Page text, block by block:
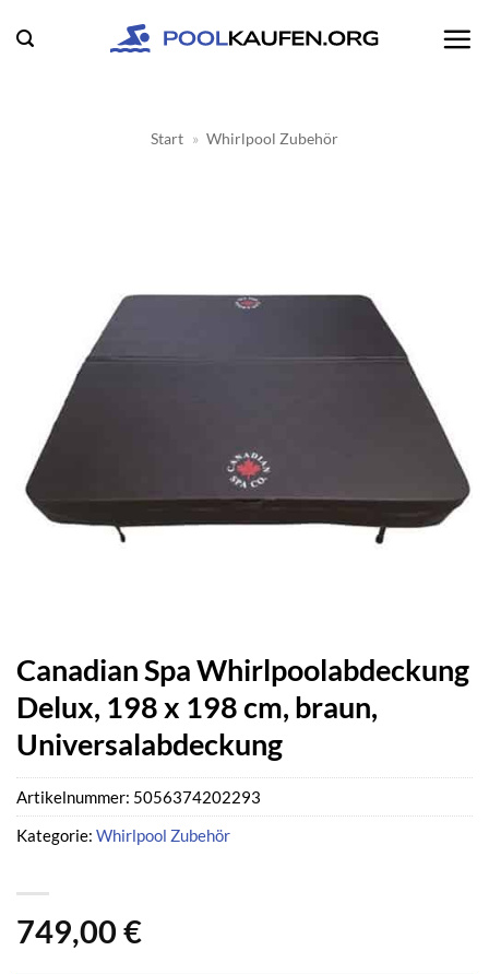
Inhalt
Start » Whirlpool Zubehör
Canadian Spa Whirlpoolabdeckung
Delux, 198 x 198 cm, braun,
Universalabdeckung
749,00 €
Artikelnummer: 5056374202293
Kategorie: Whirlpool Zubehör